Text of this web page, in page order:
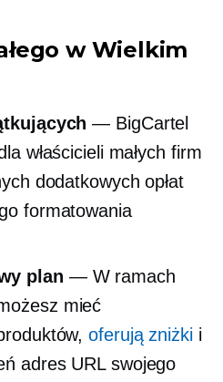
w Wielkim
— BigCartel
właścicieli małych firm
dodatkowych opłat
formatowania
plan — W ramach
mieć
oferują zniżkii
adres URL swojego